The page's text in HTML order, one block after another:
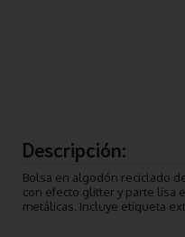
Descripción:
Bolsa en algodón reciclado
con efecto glitter y parte lisa
metálicas. Incluye etiqueta